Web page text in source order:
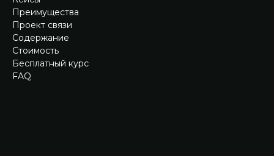
Преимущества
Проект связи
Содержание
Стоимость
Бесплатный курс
FAQ